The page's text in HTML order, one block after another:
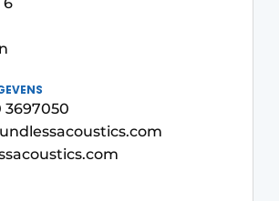
3697050